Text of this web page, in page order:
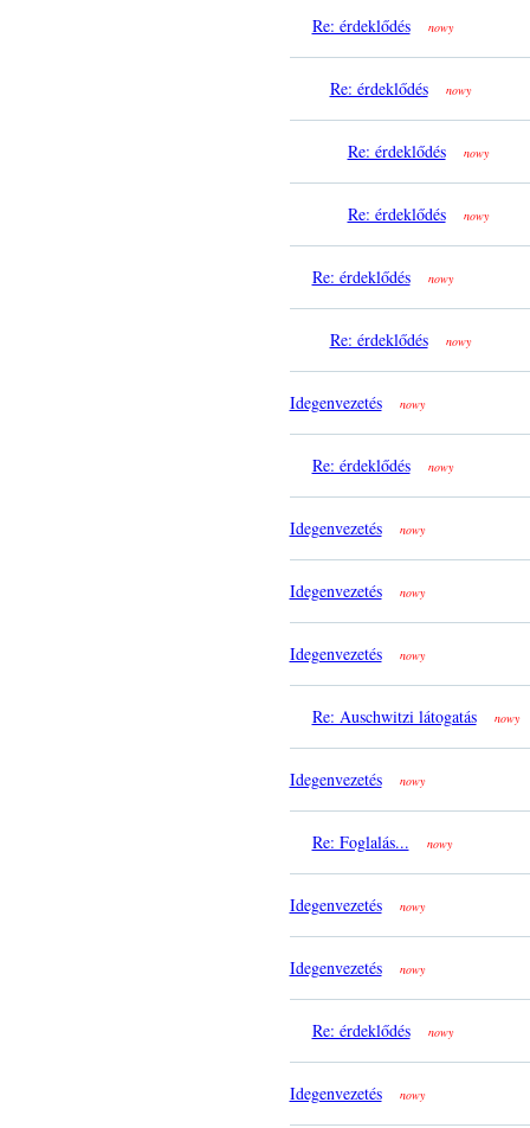
Re: érdeklődés nowy
Re: érdeklődés nowy
Re: érdeklődés nowy
Re: érdeklődés nowy
Re: érdeklődés nowy
Re: érdeklődés nowy
Idegenvezetés nowy
Re: érdeklődés nowy
Idegenvezetés nowy
Idegenvezetés nowy
Idegenvezetés nowy
Re: Auschwitzi látogatás nowy
Idegenvezetés nowy
Re: Foglalás... nowy
Idegenvezetés nowy
Idegenvezetés nowy
Re: érdeklődés nowy
Idegenvezetés nowy